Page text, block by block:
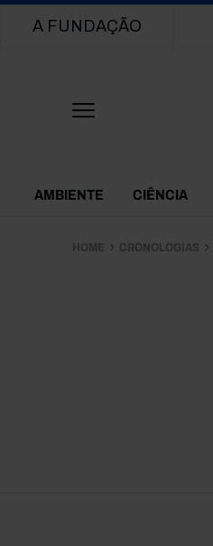
Main navigation
A FUNDAÇÃO
Themes Menu
AMBIENTE CIÊNCIA
HOME CRONOLOGIAS